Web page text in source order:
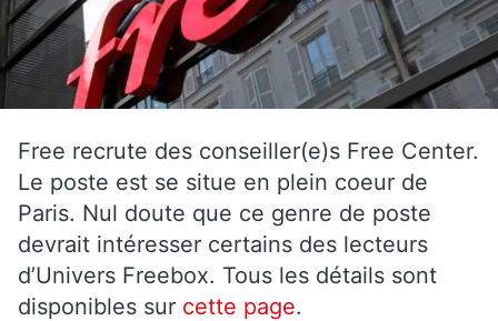
Free recrute des conseiller(e)s Free Center.
Le poste est se situe en plein coeur de
Paris. Nul doute que ce genre de poste
devrait intéresser certains des lecteurs
d’Univers Freebox. Tous les détails sont
disponibles sur cette page.